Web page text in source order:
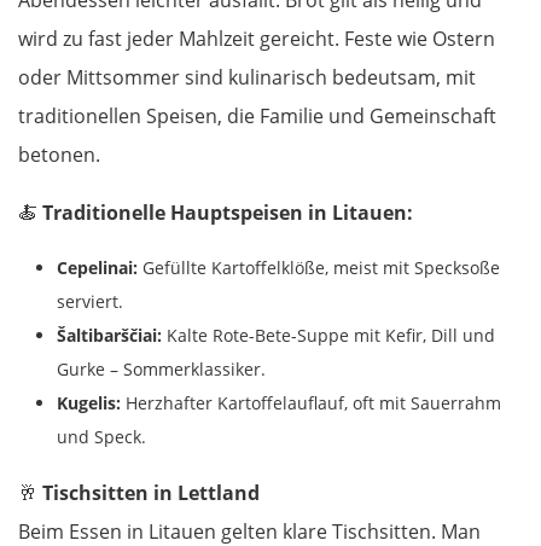
wird zu fast jeder Mahlzeit gereicht. Feste wie Ostern
oder Mittsommer sind kulinarisch bedeutsam, mit
traditionellen Speisen, die Familie und Gemeinschaft
betonen.
🍝 Traditionelle Hauptspeisen in Litauen:
Cepelinai: Gefüllte Kartoffelklöße, meist mit Specksoße
serviert.
Šaltibarščiai: Kalte Rote-Bete-Suppe mit Kefir, Dill und
Gurke – Sommerklassiker.
Kugelis: Herzhafter Kartoffelauflauf, oft mit Sauerrahm
und Speck.
🥂 Tischsitten in Lettland
Beim Essen in Litauen gelten klare Tischsitten. Man